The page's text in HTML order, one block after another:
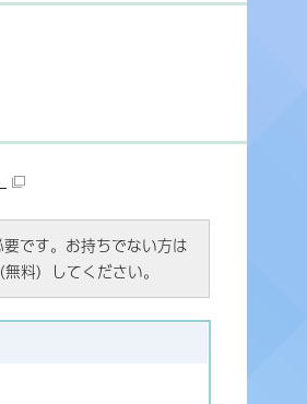
です。お持ちでない方は
料）してください。